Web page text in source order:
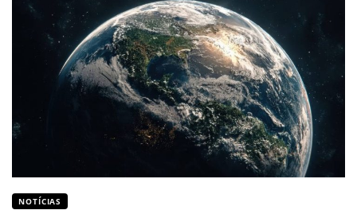
NOTÍCIAS